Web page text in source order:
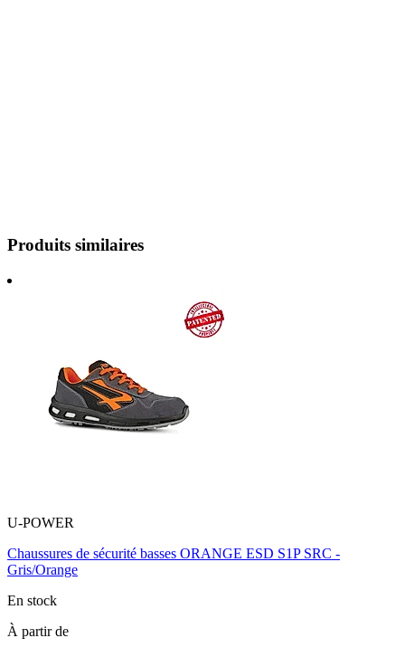
Produits similaires
U-POWER
Chaussures de sécurité basses ORANGE ESD S1P SRC -
Gris/Orange
En stock
À partir de